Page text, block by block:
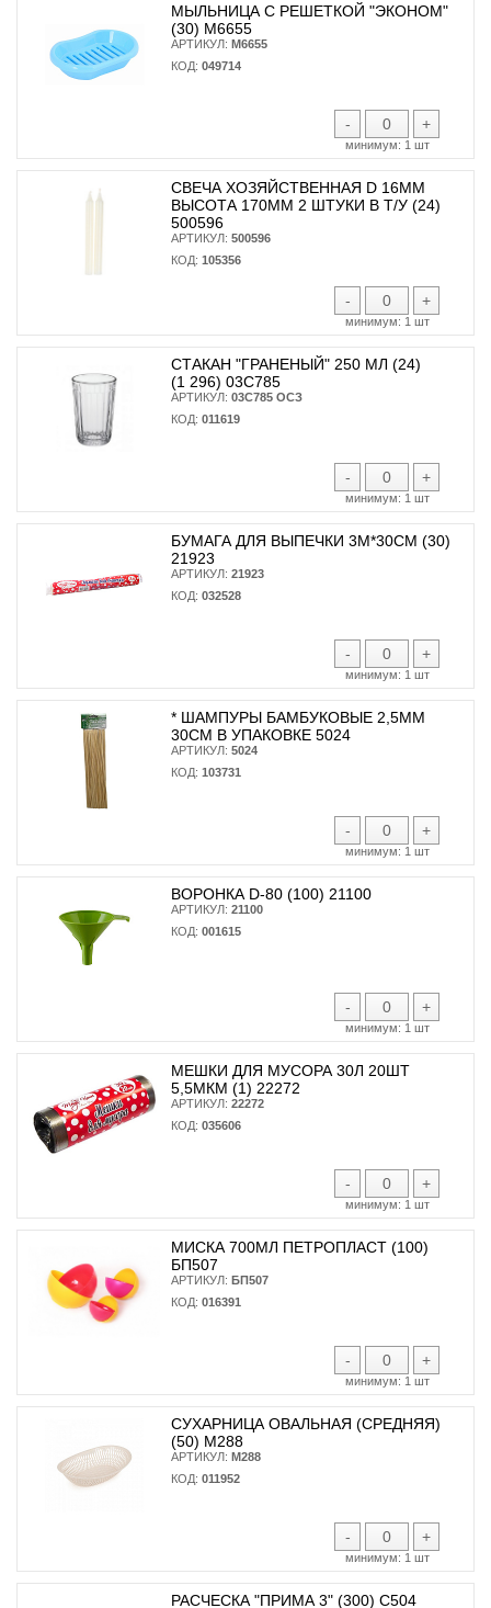
МЫЛЬНИЦА С РЕШЕТКОЙ "ЭКОНОМ"
(30) М6655
АРТИКУЛ: М6655
КОД: 049714
- +
минимум: 1 шт
СВЕЧА ХОЗЯЙСТВЕННАЯ D 16ММ
ВЫСОТА 170ММ 2 ШТУКИ В Т/У (24)
500596
АРТИКУЛ: 500596
КОД: 105356
- +
минимум: 1 шт
СТАКАН "ГРАНЕНЫЙ" 250 МЛ (24)
(1 296) 03С785
АРТИКУЛ: 03С785 ОСЗ
КОД: 011619
- +
минимум: 1 шт
БУМАГА ДЛЯ ВЫПЕЧКИ 3М*30СМ (30)
21923
АРТИКУЛ: 21923
КОД: 032528
- +
минимум: 1 шт
* ШАМПУРЫ БАМБУКОВЫЕ 2,5ММ
30СМ В УПАКОВКЕ 5024
АРТИКУЛ: 5024
КОД: 103731
- +
минимум: 1 шт
ВОРОНКА D-80 (100) 21100
АРТИКУЛ: 21100
КОД: 001615
- +
минимум: 1 шт
МЕШКИ ДЛЯ МУСОРА 30Л 20ШТ
5,5МКМ (1) 22272
АРТИКУЛ: 22272
КОД: 035606
- +
минимум: 1 шт
МИСКА 700МЛ ПЕТРОПЛАСТ (100)
БП507
АРТИКУЛ: БП507
КОД: 016391
- +
минимум: 1 шт
СУХАРНИЦА ОВАЛЬНАЯ (СРЕДНЯЯ)
(50) М288
АРТИКУЛ: М288
КОД: 011952
- +
минимум: 1 шт
РАСЧЕСКА "ПРИМА 3" (300) С504